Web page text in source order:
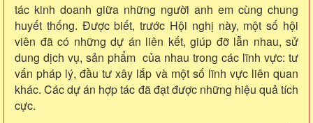
tác kinh doanh giữa những người anh em cùng chung
huyết thống. Được biết, trước Hội nghị này, một số hội
viên đã có những dự án liên kết, giúp đỡ lẫn nhau, sử
dung dịch vụ, sản phẩm của nhau trong các lĩnh vực: tư
vấn pháp lý, đầu tư xây lắp và một số lĩnh vực liên quan
khác. Các dự án hợp tác đã đạt được những hiệu quả tích
cực.